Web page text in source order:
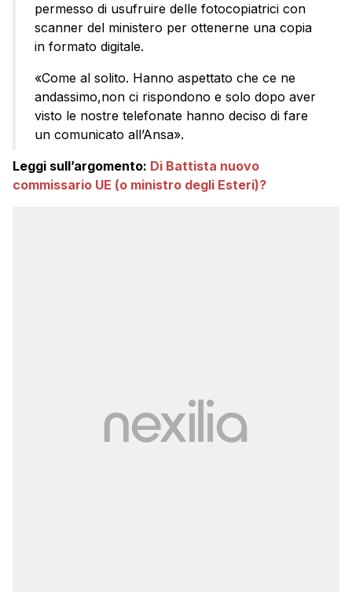
permesso di usufruire delle fotocopiatrici con
scanner del ministero per ottenerne una copia
in formato digitale.
«Come al solito. Hanno aspettato che ce ne
andassimo,non ci rispondono e solo dopo aver
visto le nostre telefonate hanno deciso di fare
un comunicato all’Ansa».
Leggi sull’argomento: Di Battista nuovo
commissario UE (o ministro degli Esteri)?